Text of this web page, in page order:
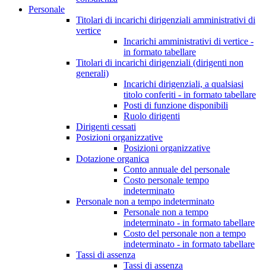
Personale
Titolari di incarichi dirigenziali amministrativi di
vertice
Incarichi amministrativi di vertice -
in formato tabellare
Titolari di incarichi dirigenziali (dirigenti non
generali)
Incarichi dirigenziali, a qualsiasi
titolo conferiti - in formato tabellare
Posti di funzione disponibili
Ruolo dirigenti
Dirigenti cessati
Posizioni organizzative
Posizioni organizzative
Dotazione organica
Conto annuale del personale
Costo personale tempo
indeterminato
Personale non a tempo indeterminato
Personale non a tempo
indeterminato - in formato tabellare
Costo del personale non a tempo
indeterminato - in formato tabellare
Tassi di assenza
Tassi di assenza